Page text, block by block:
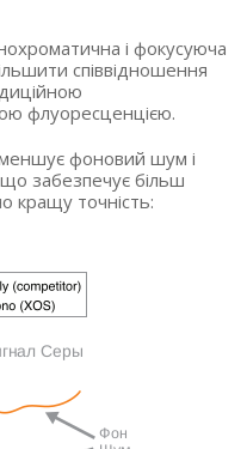
і фокусуюча
співвідношення
флуоресценцією.
фоновий шум і
забезпечує більш
кращу точність: